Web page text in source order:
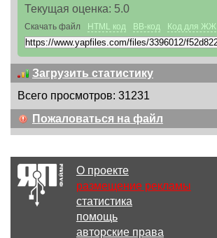
Текущая оценка: 5.0
Скачать файл HTML код BB-код Код для ЖЖ
Загрузить статистику
Всего просмотров: 31231
Пожаловаться на файл
О проекте
размещение рекламы
статистика
помощь
авторские права